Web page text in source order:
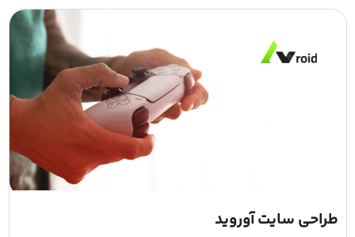
طراحی سایت آوروید